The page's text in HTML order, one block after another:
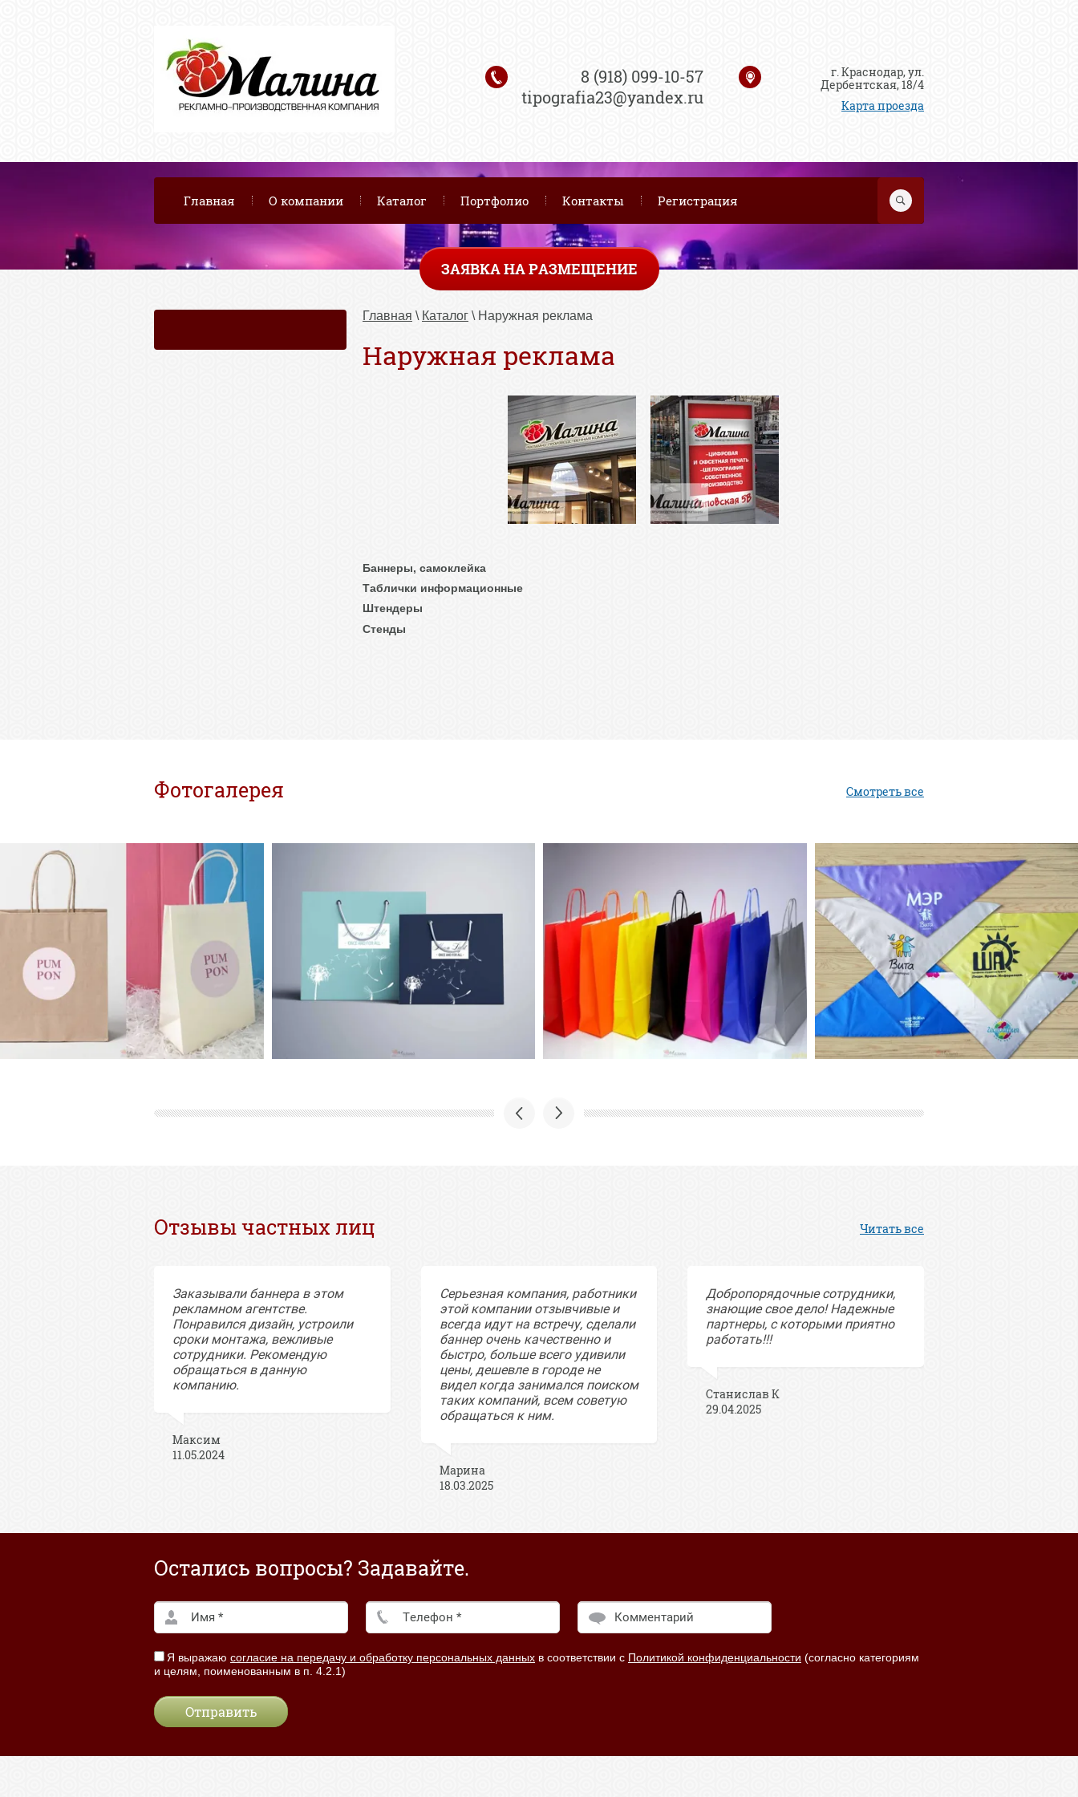
8 (918) 099-10-57
tipografia23@yandex.ru
г. Краснодар, ул.
Дербентская, 18/4
Карта проезда
Главная О компании Каталог Портфолио Контакты Регистрация
ЗАЯВКА НА РАЗМЕЩЕНИЕ
Главная \ Каталог \ Наружная реклама
Наружная реклама
Баннеры, самоклейка
Таблички информационные
Штендеры
Стенды
Фотогалерея Смотреть все
Отзывы частных лиц Читать все
Заказывали баннера в этом
рекламном агентстве.
Понравился дизайн, устроили
сроки монтажа, вежливые
сотрудники. Рекомендую
обращаться в данную
компанию.
Максим
11.05.2024
Серьезная компания, работники
этой компании отзывчивые и
всегда идут на встречу, сделали
баннер очень качественно и
быстро, больше всего удивили
цены, дешевле в городе не
видел когда занимался поиском
таких компаний, всем советую
обращаться к ним.
Марина
18.03.2025
Добропорядочные сотрудники,
знающие свое дело! Надежные
партнеры, с которыми приятно
работать!!!
Станислав К
29.04.2025
Остались вопросы? Задавайте.
Я выражаю согласие на передачу и обработку персональных данных в соответствии с Политикой конфиденциальности (согласно категориям
и целям, поименованным в п. 4.2.1)
Отправить